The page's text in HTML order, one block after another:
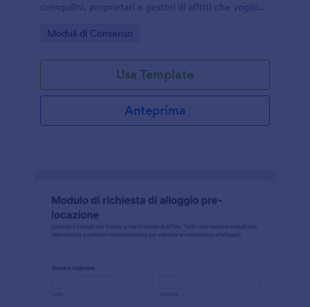
coinquilini, proprietari e gestori di affitti che vogliono
del modulo in modo ordinato.
Go to Category:
Moduli di Consenso
Usa Template
Anteprima